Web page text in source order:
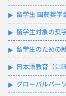
留学生 国費奨学
留学生対象の奨
留学生のための
日本語教育（に
グローバルパー